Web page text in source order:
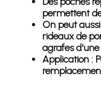
permettent
On peut
rideaux de
agrafes
Application :